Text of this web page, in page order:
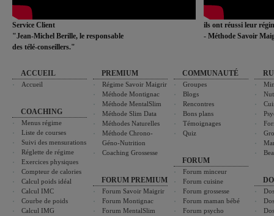
Service Client
"Jean-Michel Berille, le responsable
des télé-conseillers."
ils ont réussi leur
- Méthode Savoir
ACCUEIL
Accueil
COACHING
Menus régime
Liste de courses
Suivi des mensurations
Réglette de régime
Exercices physiques
Compteur de calories
Calcul poids idéal
Calcul IMC
Courbe de poids
Calcul IMG
PREMIUM
Régime Savoir Maigrir
Méthode Montignac
Méthode MentalSlim
Méthode Slim Data
Méthodes Naturelles
Méthode Chrono-
Géno-Nutrition
Coaching Grossesse
FORUM PREMIUM
Forum Savoir Maigrir
Forum Montignac
Forum MentalSlim
COMMUNAUTÉ
Groupes
Blogs
Rencontres
Bons plans
Témoignages
Quiz
FORUM
Forum minceur
Forum cuisine
Forum grossesse
Forum maman bébé
Forum psycho